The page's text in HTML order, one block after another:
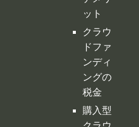
購入型
クラウ
ドファ
ンディ
ング
寄付型
クラウ
ドファ